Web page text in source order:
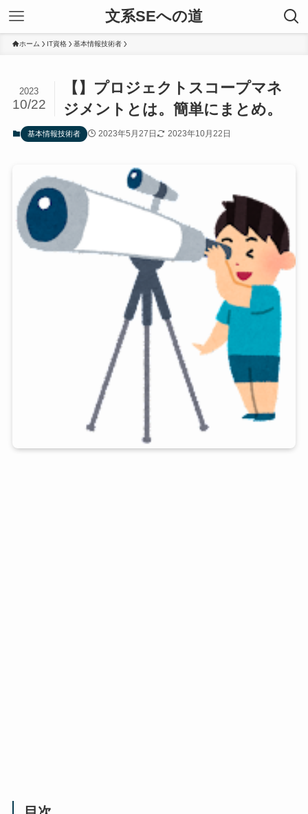
文系SEへの道
ホーム IT資格 基本情報技術者
【】プロジェクトスコープマネ
ジメントとは。簡単にまとめ。
2023
10/22
基本情報技術者 2023年5月27日 2023年10月22日